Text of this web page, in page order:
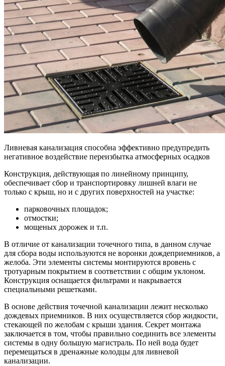
Ливневая канализация способна эффективно предупредить
негативное воздействие переизбытка атмосферных осадков
Конструкция, действующая по линейному принципу,
обеспечивает сбор и транспортировку лишней влаги не
только с крыш, но и с других поверхностей на участке:
парковочных площадок;
отмостки;
мощеных дорожек и т.п.
В отличие от канализации точечного типа, в данном случае
для сбора воды используются не воронки дождеприемников, а
желоба. Эти элементы системы монтируются вровень с
тротуарным покрытием в соответствии с общим уклоном.
Конструкция оснащается фильтрами и накрывается
специальными решетками.
В основе действия точечной канализации лежит несколько
дождевых приемников. В них осуществляется сбор жидкости,
стекающей по желобам с крыши здания. Секрет монтажа
заключается в том, чтобы правильно соединить все элементы
системы в одну большую магистраль. По ней вода будет
перемещаться в дренажные колодцы для ливневой
канализации.